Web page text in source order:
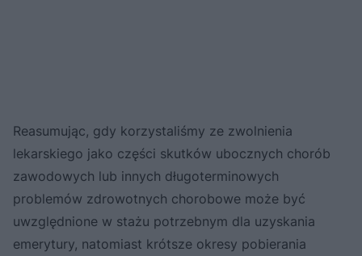
Reasumując, gdy korzystaliśmy ze zwolnienia
lekarskiego jako części skutków ubocznych chorób
zawodowych lub innych długoterminowych
problemów zdrowotnych chorobowe może być
uwzględnione w stażu potrzebnym dla uzyskania
emerytury, natomiast krótsze okresy pobierania